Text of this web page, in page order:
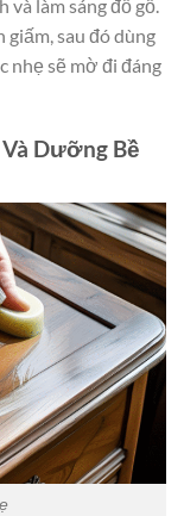
và làm sáng đồ gỗ.
sau đó dùng
nhẹ sẽ mờ đi đáng
Dưỡng Bề